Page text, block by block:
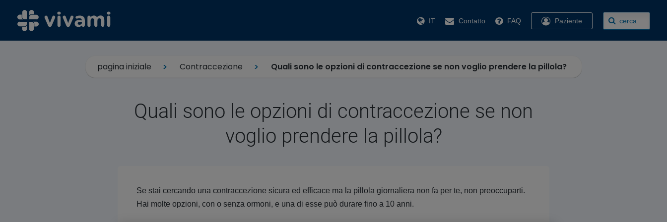
IT Contatto FAQ Paziente cerca
pagina iniziale Contraccezione Quali sono le opzioni di contraccezione se non voglio prendere la pillola?
Quali sono le opzioni di contraccezione se non
voglio prendere la pillola?
Se stai cercando una contraccezione sicura ed efficace ma la pillola giornaliera non fa per te, non preoccuparti.
Hai molte opzioni, con o senza ormoni, e una di esse può durare fino a 10 anni.